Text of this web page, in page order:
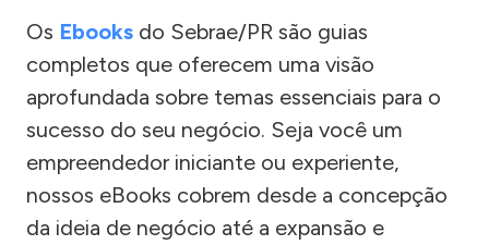
Os Ebooks do Sebrae/PR são guias
completos que oferecem uma visão
aprofundada sobre temas essenciais para o
sucesso do seu negócio. Seja você um
empreendedor iniciante ou experiente,
nossos eBooks cobrem desde a concepção
da ideia de negócio até a expansão e